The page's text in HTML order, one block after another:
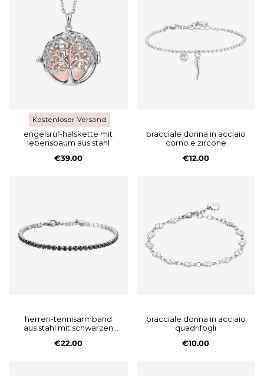
Kostenloser Versand
engelsruf-halskette mit
lebensbaum aus stahl
€39.00
bracciale donna in acciaio
corno e zircone
€12.00
herren-tennisarmband
aus stahl mit schwarzen
€22.00
bracciale donna in acciaio
quadrifogli
€10.00